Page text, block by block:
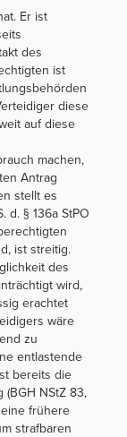
Er ist
des
ist
diese
auf diese
machen,
Antrag
stellt es
d. § 136a StPO
ist streitig.
des
wird,
erachtet
wäre
zu
entlastende
bereits die
NStZ 83,
frühere
strafbaren